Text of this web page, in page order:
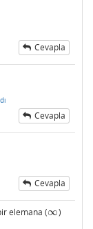
Cevapla
Cevapla
Cevapla
elemana (∞
∞ )